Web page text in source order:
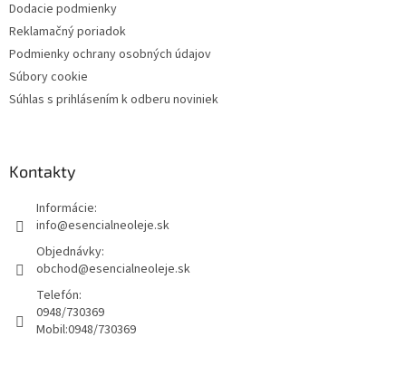
Dodacie podmienky
Reklamačný poriadok
Podmienky ochrany osobných údajov
Súbory cookie
Súhlas s prihlásením k odberu noviniek
Kontakty
Informácie:
info@esencialneoleje.sk
Objednávky:
obchod@esencialneoleje.sk
Telefón:
0948/730369
Mobil:0948/730369